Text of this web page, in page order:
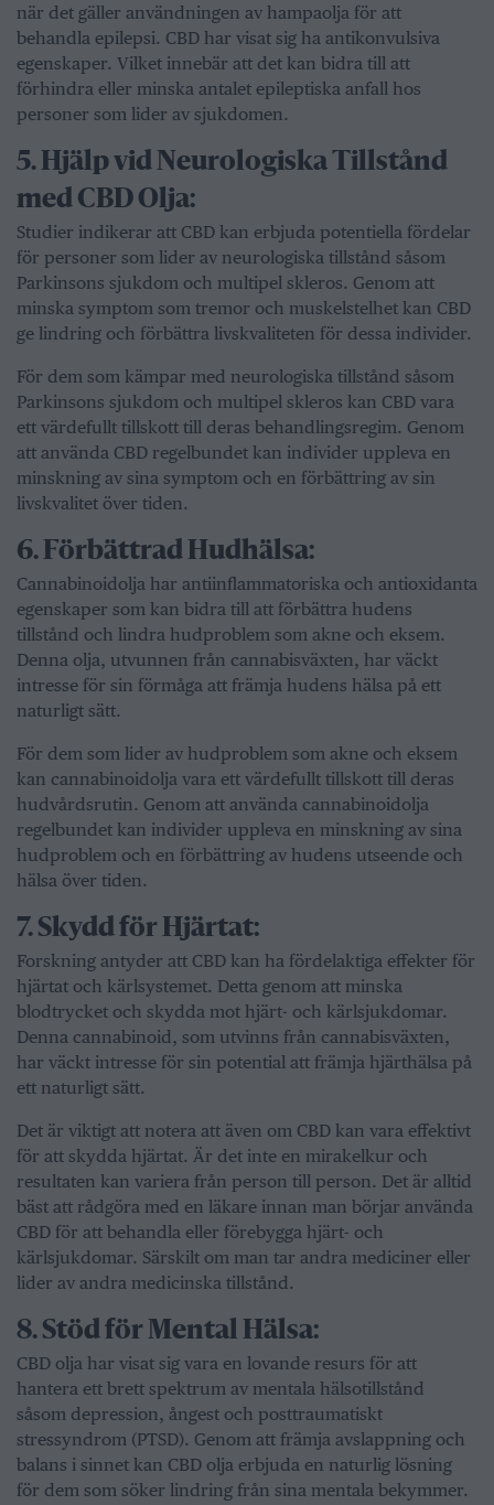
när det gäller användningen av hampaolja för att
behandla epilepsi. CBD har visat sig ha antikonvulsiva
egenskaper. Vilket innebär att det kan bidra till att
förhindra eller minska antalet epileptiska anfall hos
personer som lider av sjukdomen.
5.⁠ ⁠Hjälp vid Neurologiska Tillstånd
med CBD Olja:
Studier indikerar att CBD kan erbjuda potentiella fördelar
för personer som lider av neurologiska tillstånd såsom
Parkinsons sjukdom och multipel skleros. Genom att
minska symptom som tremor och muskelstelhet kan CBD
ge lindring och förbättra livskvaliteten för dessa individer.
För dem som kämpar med neurologiska tillstånd såsom
Parkinsons sjukdom och multipel skleros kan CBD vara
ett värdefullt tillskott till deras behandlingsregim. Genom
att använda CBD regelbundet kan individer uppleva en
minskning av sina symptom och en förbättring av sin
livskvalitet över tiden.
6.⁠ ⁠Förbättrad Hudhälsa:
Cannabinoidolja har antiinflammatoriska och antioxidanta
egenskaper som kan bidra till att förbättra hudens
tillstånd och lindra hudproblem som akne och eksem.
Denna olja, utvunnen från cannabisväxten, har väckt
intresse för sin förmåga att främja hudens hälsa på ett
naturligt sätt.
För dem som lider av hudproblem som akne och eksem
kan cannabinoidolja vara ett värdefullt tillskott till deras
hudvårdsrutin. Genom att använda cannabinoidolja
regelbundet kan individer uppleva en minskning av sina
hudproblem och en förbättring av hudens utseende och
hälsa över tiden.
7.⁠ ⁠Skydd för Hjärtat:
Forskning antyder att CBD kan ha fördelaktiga effekter för
hjärtat och kärlsystemet. Detta genom att minska
blodtrycket och skydda mot hjärt- och kärlsjukdomar.
Denna cannabinoid, som utvinns från cannabisväxten,
har väckt intresse för sin potential att främja hjärthälsa på
ett naturligt sätt.
Det är viktigt att notera att även om CBD kan vara effektivt
för att skydda hjärtat. Är det inte en mirakelkur och
resultaten kan variera från person till person. Det är alltid
bäst att rådgöra med en läkare innan man börjar använda
CBD för att behandla eller förebygga hjärt- och
kärlsjukdomar. Särskilt om man tar andra mediciner eller
lider av andra medicinska tillstånd.
8.⁠ ⁠Stöd för Mental Hälsa:
CBD olja har visat sig vara en lovande resurs för att
hantera ett brett spektrum av mentala hälsotillstånd
såsom depression, ångest och posttraumatiskt
stressyndrom (PTSD). Genom att främja avslappning och
balans i sinnet kan CBD olja erbjuda en naturlig lösning
för dem som söker lindring från sina mentala bekymmer.